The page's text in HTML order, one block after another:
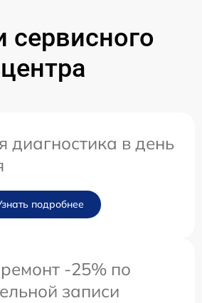
сервисного
центра
диагностика в день
подробнее
-25% по
записи